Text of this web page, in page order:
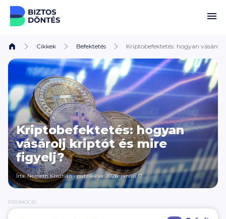
Ugrás a tartalomhoz
Cikkek Befektetés Kriptobefektetés: hogyan
Kriptobefektetés: hogyan
vásárolj kriptót és mire
figyelj?
Írta:Németh Krisztián•publikálva: 2026. június 17.
PROMÓCIÓ